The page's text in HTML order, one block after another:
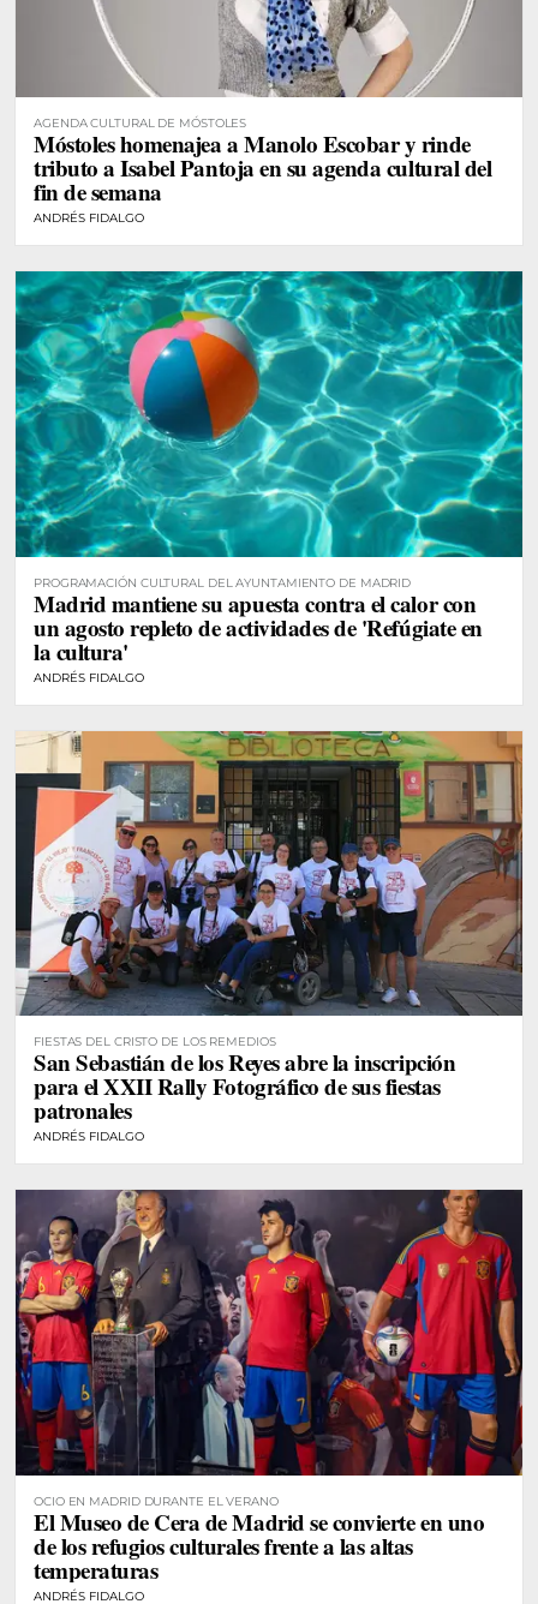
AGENDA CULTURAL DE MÓSTOLES
Móstoles homenajea a Manolo Escobar y rinde
tributo a Isabel Pantoja en su agenda cultural del
fin de semana
ANDRÉS FIDALGO
PROGRAMACIÓN CULTURAL DEL AYUNTAMIENTO DE MADRID
Madrid mantiene su apuesta contra el calor con
un agosto repleto de actividades de 'Refúgiate en
la cultura'
ANDRÉS FIDALGO
FIESTAS DEL CRISTO DE LOS REMEDIOS
San Sebastián de los Reyes abre la inscripción
para el XXII Rally Fotográfico de sus fiestas
patronales
ANDRÉS FIDALGO
OCIO EN MADRID DURANTE EL VERANO
El Museo de Cera de Madrid se convierte en uno
de los refugios culturales frente a las altas
temperaturas
ANDRÉS FIDALGO